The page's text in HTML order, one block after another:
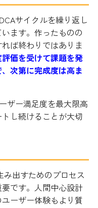
サイクルを繰り返し
ます。作ったものの
ば終わりではありま
価を受けて課題を発
次第に完成度は高ま
ザー満足度を最大限高
し続けることが大切
み出すためのプロセス
です。人間中心設計
ーザー体験もより質